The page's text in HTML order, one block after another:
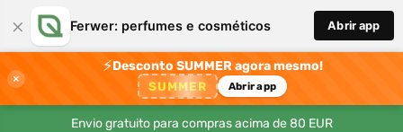
× Ferwer: perfumes e cosméticos Abrir app
×
⚡Desconto SUMMER agora mesmo!
SUMMER Abrir app
Envio gratuito para compras acima de 80 EUR